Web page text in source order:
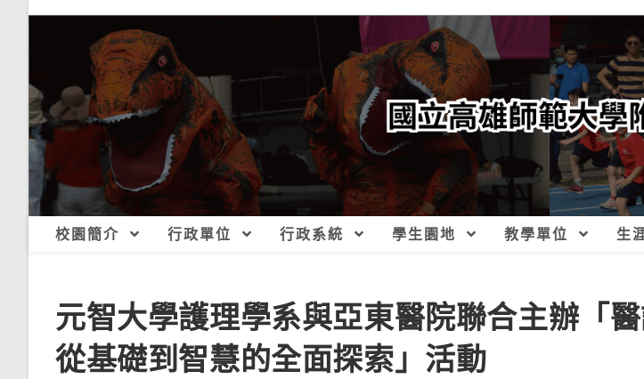
校園簡介 行政單位 行政系統 學生園地 教學單位 生
元智大學護理學系與亞東醫院聯合主辦「
從基礎到智慧的全面探索」活動